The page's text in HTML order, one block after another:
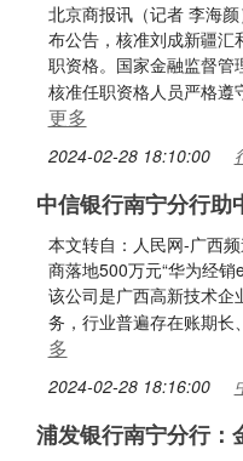
北京商报讯（记者 李海
布公告，核准刘成新疆汇
职资格。国家金融监督管
核准任职资格人员严格遵
更多
2024-02-28 18:10:00
中信银行南宁分行助
本文转自：人民网-广西
商落地500万元“华为经销
该公司是广西高新技术企
务，行业普遍存在账期长
多
2024-02-28 18:16:00
浦发银行南宁分行：